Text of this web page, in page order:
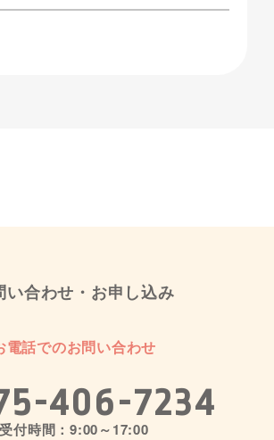
い合わせ・お申し込み
電話でのお問い合わせ
406-7234
受付時間：9:00～17:00